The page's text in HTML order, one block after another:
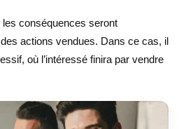
conséquences seront
actions vendues. Dans ce cas, il
où l’intéressé finira par vendre